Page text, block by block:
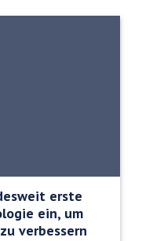
erste
ein, um
verbessern